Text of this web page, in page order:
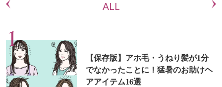
ALL
【保存版】アホ毛・うねり髪が1分
でなかったことに！猛暑のお助けヘ
アアイテム16選